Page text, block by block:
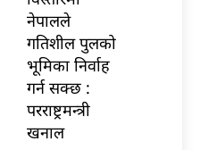
नेपालले
गतिशील पुलको
भूमिका निर्वाह
गर्न सक्छ :
परराष्ट्रमन्त्री
खनाल